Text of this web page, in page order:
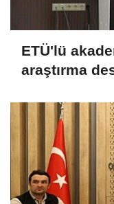
ETÜ'lü
araştırma